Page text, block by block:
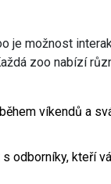
je možnost
zoo nabízí
víkendů a
odborníky, kteří